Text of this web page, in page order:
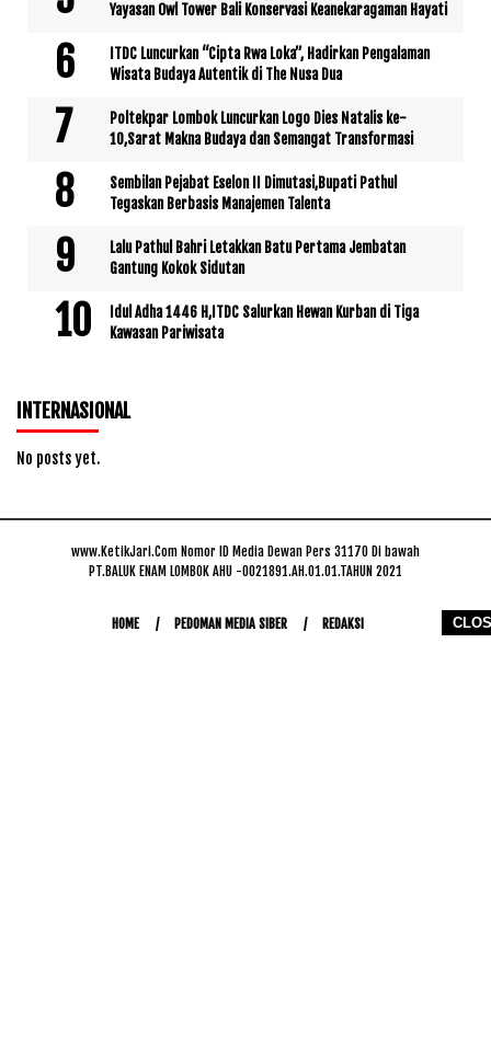
Yayasan Owl Tower Bali Konservasi Keanekaragaman Hayati
ITDC Luncurkan “Cipta Rwa Loka”, Hadirkan Pengalaman
Wisata Budaya Autentik di The Nusa Dua
Poltekpar Lombok Luncurkan Logo Dies Natalis ke-
10,Sarat Makna Budaya dan Semangat Transformasi
Sembilan Pejabat Eselon II Dimutasi,Bupati Pathul
Tegaskan Berbasis Manajemen Talenta
Lalu Pathul Bahri Letakkan Batu Pertama Jembatan
Gantung Kokok Sidutan
Idul Adha 1446 H,ITDC Salurkan Hewan Kurban di Tiga
Kawasan Pariwisata
INTERNASIONAL
No posts yet.
www.KetikJari.Com Nomor ID Media Dewan Pers 31170 Di bawah
PT.BALUK ENAM LOMBOK AHU -0021891.AH.01.01.TAHUN 2021
HOME PEDOMAN MEDIA SIBER REDAKSI